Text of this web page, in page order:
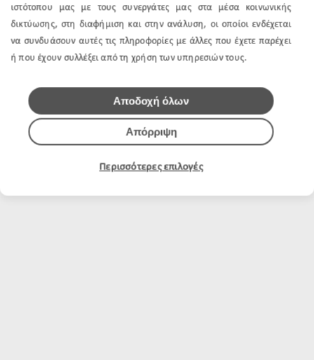
ιστότοπου μας με τους συνεργάτες μας στα μέσα κοινωνικής
δικτύωσης, στη διαφήμιση και στην ανάλυση, οι οποίοι ενδέχεται
να συνδυάσουν αυτές τις πληροφορίες με άλλες που έχετε παρέχει
ή που έχουν συλλέξει από τη χρήση των υπηρεσιών τους.
Απόρριψη
Αποδοχή όλων
Περισσότερες επιλογές